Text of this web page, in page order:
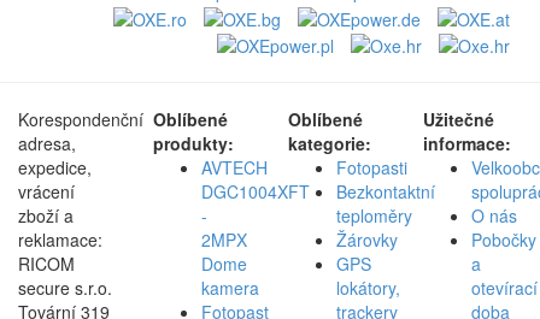
Korespondenční
adresa,
expedice,
vrácení
zboží a
reklamace:
RICOM
secure s.r.o.
Tovární 319
Oblíbené
produkty:
AVTECH
DGC1004XFT
-
2MPX
Dome
kamera
Fotopast
Oblíbené
kategorie:
Fotopasti
Bezkontaktní
teploměry
Žárovky
GPS
lokátory,
trackery
Užitečné
informace:
O nás
Pobočky
a
otevírací
doba